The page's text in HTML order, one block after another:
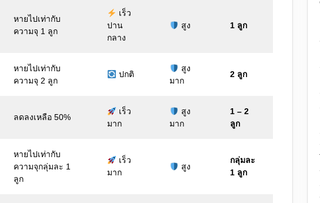
หายไปเท่ากับ
ความจุ 1 ลูก
เร็ว
ปาน
กลาง
สูง 1 ลูก
หายไปเท่ากับ
ความจุ 2 ลูก
ปกติ
สูง
มาก
2 ลูก
ลดลงเหลือ 50%
เร็ว
มาก
สูง
มาก
1 – 2
ลูก
หายไปเท่ากับ
ความจุกลุ่มละ 1
ลูก
เร็ว
มาก
สูง
กลุ่มละ
1 ลูก